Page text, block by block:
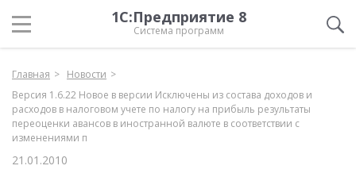
1С:Предприятие 8
Система программ
Главная
Новости
Версия 1.6.22 Новое в версии Исключены из состава доходов и
расходов в налоговом учете по налогу на прибыль результаты
переоценки авансов в иностранной валюте в соответствии с
изменениями п
21.01.2010